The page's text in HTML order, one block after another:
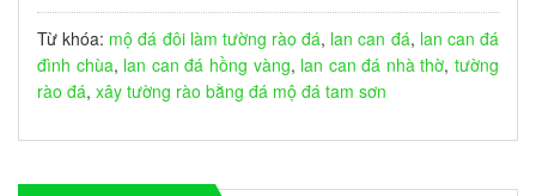
Từ khóa: mộ đá đôi làm tường rào đá, lan can đá, lan can đá
đình chùa, lan can đá hồng vàng, lan can đá nhà thờ,tường
rào đá, xây tường rào bằng đá mộ đá tam sơn